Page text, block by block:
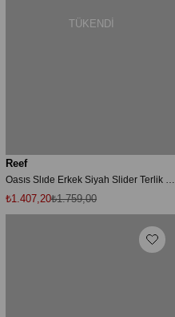
TÜKENDI
Reef
₺1.407,20₺1.759,00